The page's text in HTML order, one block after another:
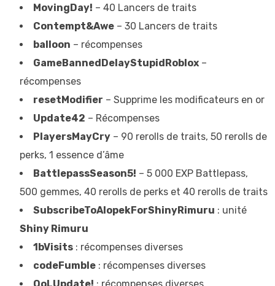
MovingDay! – 40 Lancers de traits
Contempt&Awe – 30 Lancers de traits
balloon – récompenses
GameBannedDelayStupidRoblox –
récompenses
resetModifier – Supprime les modificateurs en or
Update42 – Récompenses
PlayersMayCry – 90 rerolls de traits, 50 rerolls de
perks, 1 essence d’âme
BattlepassSeason5! – 5 000 EXP Battlepass,
500 gemmes, 40 rerolls de perks et 40 rerolls de traits
SubscribeToAlopekForShinyRimuru : unité
Shiny Rimuru
1bVisits : récompenses diverses
codeFumble : récompenses diverses